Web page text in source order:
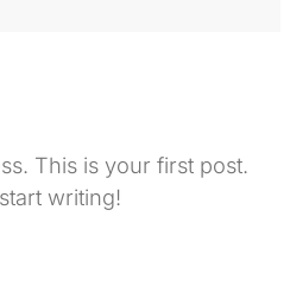
This is your first post.
writing!